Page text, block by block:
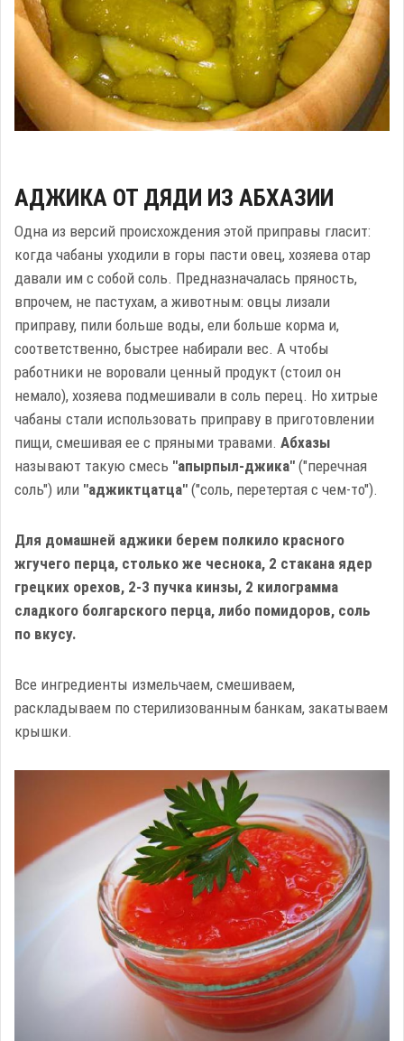
АДЖИКА ОТ ДЯДИ ИЗ АБХАЗИИ
Одна из версий происхождения этой приправы гласит:
когда чабаны уходили в горы пасти овец, хозяева отар
давали им с собой соль. Предназначалась пряность,
впрочем, не пастухам, а животным: овцы лизали
приправу, пили больше воды, ели больше корма и,
соответственно, быстрее набирали вес. А чтобы
работники не воровали ценный продукт (стоил он
немало), хозяева подмешивали в соль перец. Но хитрые
чабаны стали использовать приправу в приготовлении
пищи, смешивая ее с пряными травами. Абхазы
называют такую смесь "апырпыл-джика" ("перечная
соль") или "аджиктцатца" ("соль, перетертая с чем-то").
Для домашней аджики берем полкило красного
жгучего перца, столько же чеснока, 2 стакана ядер
грецких орехов, 2-3 пучка кинзы, 2 килограмма
сладкого болгарского перца, либо помидоров, соль
по вкусу.
Все ингредиенты измельчаем, смешиваем,
раскладываем по стерилизованным банкам, закатываем
крышки.